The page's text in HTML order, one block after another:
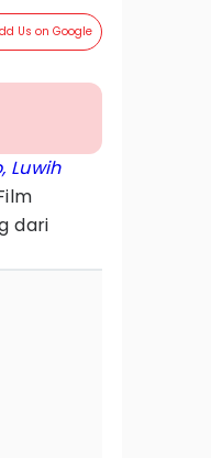
Us on Google
Luwih
dari